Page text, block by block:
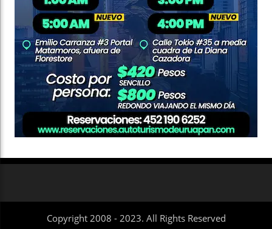
Copyright 2008 - 2023. All Rights Reserved